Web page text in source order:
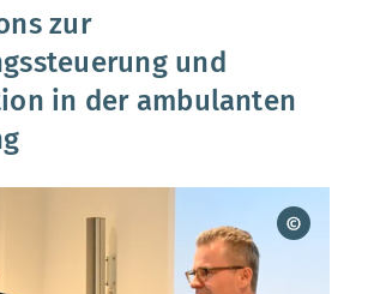
zur
und
in der ambulanten